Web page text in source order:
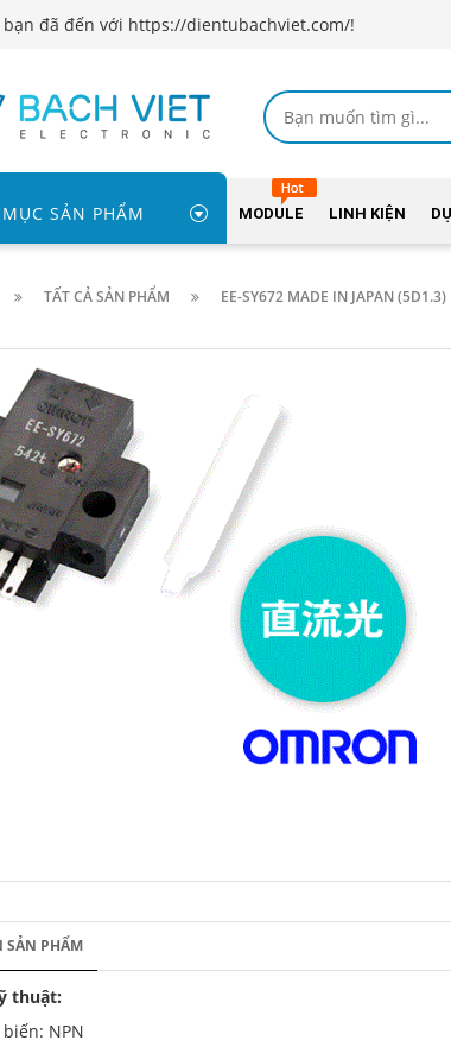
bạn đã đến với https://dientubachviet.com/!
SẢN PHẨM MODULE LINH KIỆN
TẤT CẢ SẢN PHẨM EE-SY672 MADE IN JAPAN (5D1.3)
SẢN PHẨM
thuật:
NPN